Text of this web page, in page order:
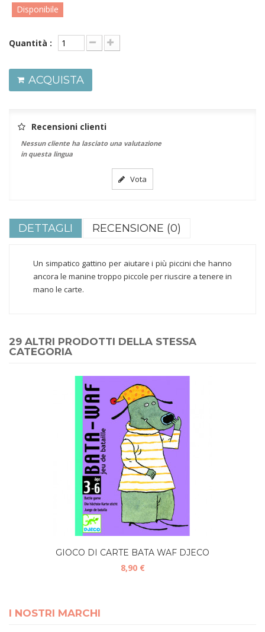
Disponibile
Quantità :
ACQUISTA
Recensioni clienti
Nessun cliente ha lasciato una valutazione
in questa lingua
Vota
DETTAGLI RECENSIONE (0)
Un simpatico gattino per aiutare i più piccini che hanno
ancora le manine troppo piccole per riuscire a tenere in
mano le carte.
29 ALTRI PRODOTTI DELLA STESSA
CATEGORIA
GIOCO DI CARTE BATA WAF DJECO
8,90 €
I NOSTRI MARCHI